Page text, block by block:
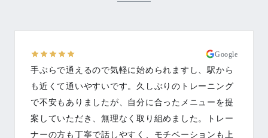
Google
手ぶらで通えるので気軽に始められますし、駅から
も近くて通いやすいです。久しぶりのトレーニング
で不安もありましたが、自分に合ったメニューを提
案していただき、無理なく取り組めました。トレー
ナーの方も丁寧で話しやすく、モチベーションも上